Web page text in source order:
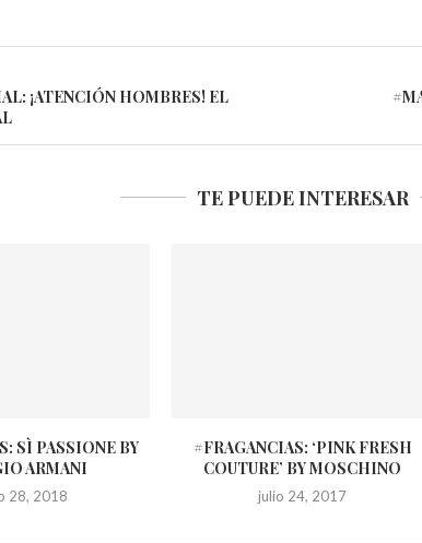
¡ATENCIÓN HOMBRES! EL
TE PUEDE INTERESAR
SÌ PASSIONE BY
ARMANI
28, 2018
#FRAGANCIAS: ‘PINK FRESH
COUTURE’ BY MOSCHINO
julio 24, 2017